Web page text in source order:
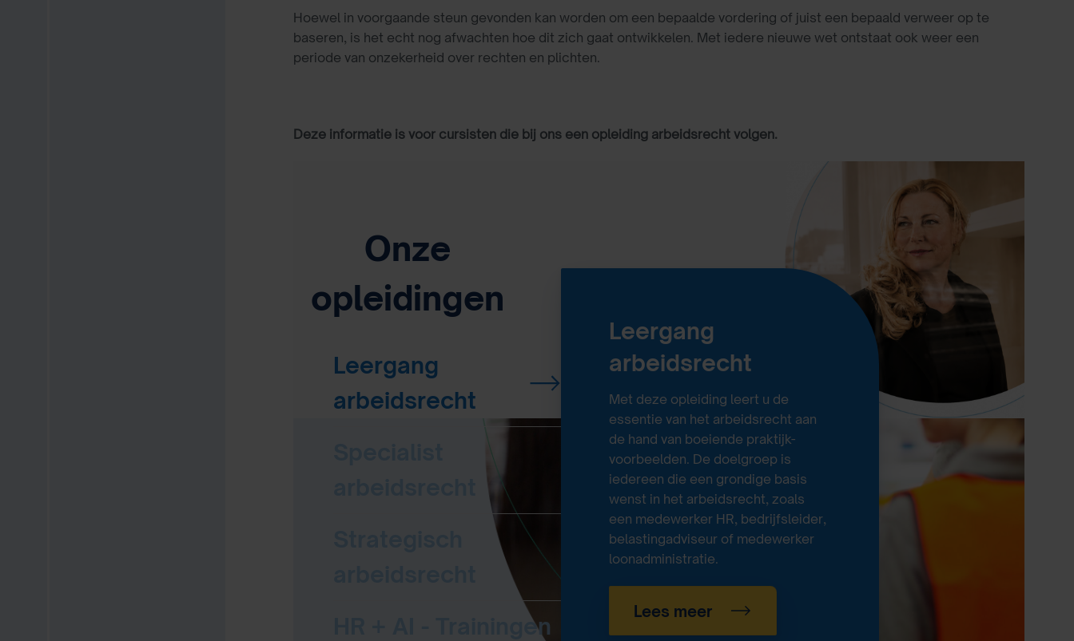
Hoewel in voorgaande steun gevonden kan worden om een bepaalde vordering of juist een bepaald verweer op te
baseren, is het echt nog afwachten hoe dit zich gaat ontwikkelen. Met iedere nieuwe wet ontstaat ook weer een
periode van onzekerheid over rechten en plichten.
Deze informatie is voor cursisten die bij ons een opleiding arbeidsrecht volgen.
Onze
opleidingen
Leergang
arbeidsrecht
HR + AI - Trainingen
Leergang
arbeidsrecht
Met deze opleiding leert u de
essentie van het arbeidsrecht aan
de hand van boeiende praktijk-
voorbeelden. De doelgroep is
iedereen die een grondige basis
wenst in het arbeidsrecht, zoals
een medewerker HR, bedrijfsleider,
belastingadviseur of medewerker
loonadministratie.
Lees meer